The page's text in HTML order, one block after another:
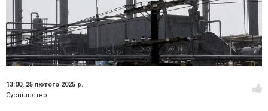
13:00, 25 лютого 2025 р.
Суспільство